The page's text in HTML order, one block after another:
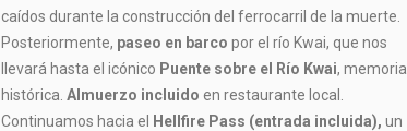
caídos durante la construcción del ferrocarril de la muerte.
Posteriormente, paseo en barco por el río Kwai, que nos
llevará hasta el icónico Puente sobre el Río Kwai, memoria
histórica.Almuerzo incluido en restaurante local.
Continuamos hacia el
Hellfire Pass (entrada incluida), un